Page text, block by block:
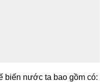
biến nước ta bao gồm có: